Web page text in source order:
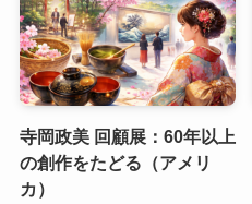
寺岡政美 回顧展：60年以上
の創作をたどる（アメリ
カ）